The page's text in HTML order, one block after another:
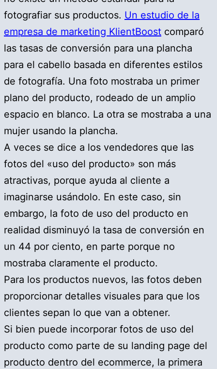
fotografiar sus productos. Un estudio de la
empresa de marketing KlientBoost comparó
las tasas de conversión para una plancha
para el cabello basada en diferentes estilos
de fotografía. Una foto mostraba un primer
plano del producto, rodeado de un amplio
espacio en blanco. La otra se mostraba a una
mujer usando la plancha.
A veces se dice a los vendedores que las
fotos del «uso del producto» son más
atractivas, porque ayuda al cliente a
imaginarse usándolo. En este caso, sin
embargo, la foto de uso del producto en
realidad disminuyó la tasa de conversión en
un 44 por ciento, en parte porque no
mostraba claramente el producto.
Para los productos nuevos, las fotos deben
proporcionar detalles visuales para que los
clientes sepan lo que van a obtener.
Si bien puede incorporar fotos de uso del
producto como parte de su landing page del
producto dentro del ecommerce, la primera